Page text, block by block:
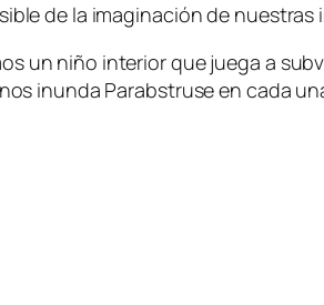
de la ima­gi­na­ción de nues­tras
un ni­ño in­te­rior que jue­ga a
inun­da Parabstruse en ca­da